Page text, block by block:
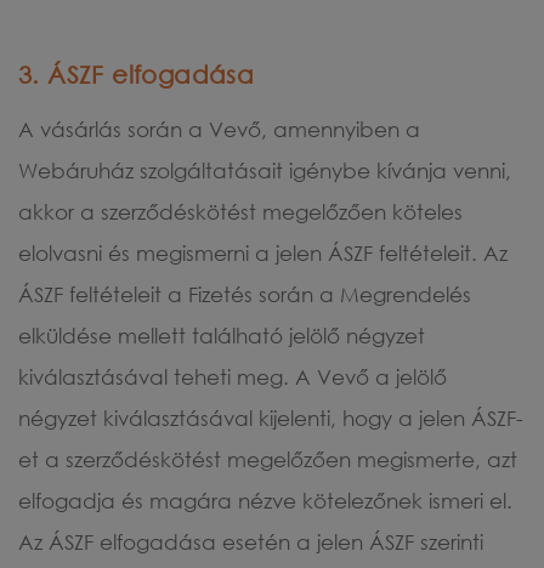
3. ÁSZF elfogadása
A vásárlás során a Vevő, amennyiben a
Webáruház szolgáltatásait igénybe kívánja venni,
akkor a szerződéskötést megelőzően köteles
elolvasni és megismerni a jelen ÁSZF feltételeit. Az
ÁSZF feltételeit a Fizetés során a Megrendelés
elküldése mellett található jelölő négyzet
kiválasztásával teheti meg. A Vevő a jelölő
négyzet kiválasztásával kijelenti, hogy a jelen ÁSZF-
et a szerződéskötést megelőzően megismerte, azt
elfogadja és magára nézve kötelezőnek ismeri el.
Az ÁSZF elfogadása esetén a jelen ÁSZF szerinti